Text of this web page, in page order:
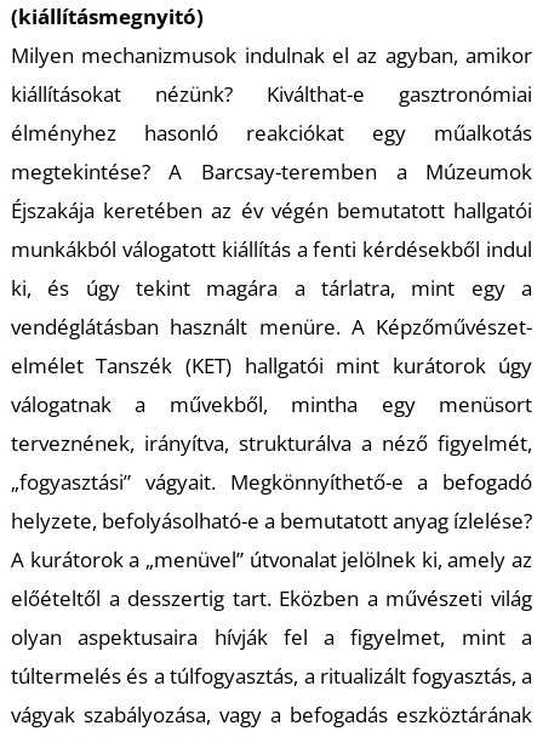
(kiállításmegnyitó)
Milyen mechanizmusok indulnak el az agyban, amikor
kiállításokat nézünk? Kiválthat-e gasztronómiai
élményhez hasonló reakciókat egy műalkotás
megtekintése? A Barcsay-teremben a Múzeumok
Éjszakája keretében az év végén bemutatott hallgatói
munkákból válogatott kiállítás a fenti kérdésekből indul
ki, és úgy tekint magára a tárlatra, mint egy a
vendéglátásban használt menüre. A Képzőművészet-
elmélet Tanszék (KET) hallgatói mint kurátorok úgy
válogatnak a művekből, mintha egy menüsort
terveznének, irányítva, strukturálva a néző figyelmét,
„fogyasztási” vágyait. Megkönnyíthető-e a befogadó
helyzete, befolyásolható-e a bemutatott anyag ízlelése?
A kurátorok a „menüvel” útvonalat jelölnek ki, amely az
előételtől a desszertig tart. Eközben a művészeti világ
olyan aspektusaira hívják fel a figyelmet, mint a
túltermelés és a túlfogyasztás, a ritualizált fogyasztás, a
vágyak szabályozása, vagy a befogadás eszköztárának